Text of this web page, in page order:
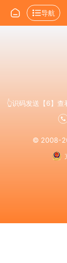
导航
👆识码发送【6】
© 2008-